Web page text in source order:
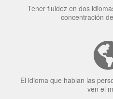
Tener fluidez en dos
concentración